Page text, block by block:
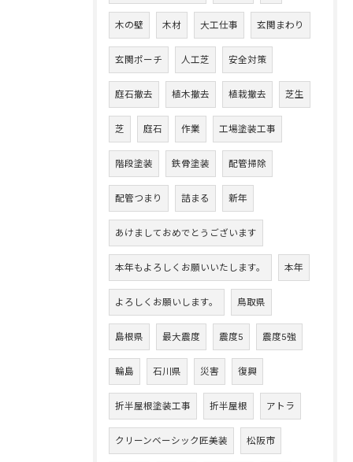
木の壁 木材 大工仕事 玄関まわり
玄関ポーチ 人工芝 安全対策
庭石撤去 植木撤去 植栽撤去 芝生
芝 庭石 作業 工場塗装工事
階段塗装 鉄骨塗装 配管掃除
配管つまり 詰まる 新年
あけましておめでとうございます
本年もよろしくお願いいたします。 本年
よろしくお願いします。 鳥取県
島根県 最大震度 震度5 震度5強
輪島 石川県 災害 復興
折半屋根塗装工事 折半屋根 アトラ
クリーンベーシック匠美装 松阪市